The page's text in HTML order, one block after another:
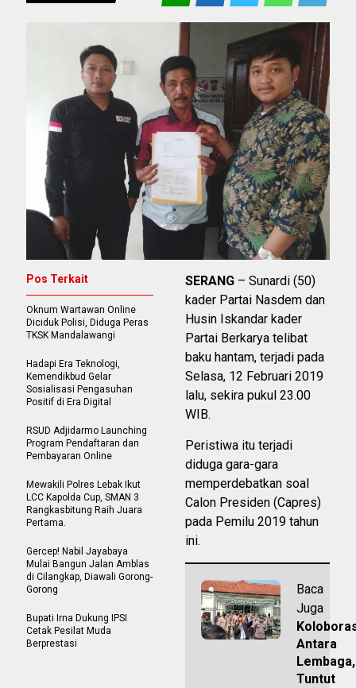
SERANG – Sunardi (50)
kader Partai Nasdem dan
Husin Iskandar kader
Partai Berkarya telibat
baku hantam, terjadi pada
Selasa, 12 Februari 2019
lalu, sekira pukul 23.00
WIB.
Peristiwa itu terjadi
diduga gara-gara
memperdebatkan soal
Calon Presiden (Capres)
pada Pemilu 2019 tahun
ini.
Baca
Juga
Antara
Lembaga,
Tuntut
Pos Terkait
Oknum Wartawan Online
Diciduk Polisi, Diduga Peras
TKSK Mandalawangi
Hadapi Era Teknologi,
Kemendikbud Gelar
Sosialisasi Pengasuhan
Positif di Era Digital
RSUD Adjidarmo Launching
Program Pendaftaran dan
Pembayaran Online
Mewakili Polres Lebak Ikut
LCC Kapolda Cup, SMAN 3
Rangkasbitung Raih Juara
Pertama.
Gercep! Nabil Jayabaya
Mulai Bangun Jalan Amblas
di Cilangkap, Diawali Gorong-
Gorong
Bupati Irna Dukung IPSI
Cetak Pesilat Muda
Berprestasi